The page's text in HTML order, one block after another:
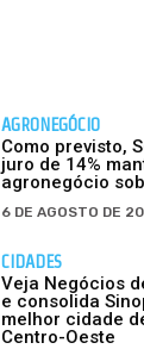
AGRONEGÓCIO
Como previsto,
juro de 14%
agronegócio
6 DE AGOSTO DE
CIDADES
Veja Negócios
e consolida
melhor cidade
Centro-Oeste